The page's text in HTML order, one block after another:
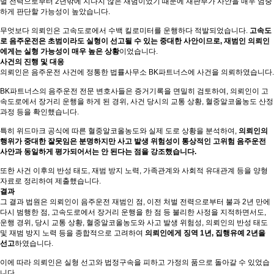
하게 판단할 가능성이 높았습니다.
무엇보다 의뢰인은 고속도로에서 수백 킬로미터를 운행하다 적발되었습니다. 고속도
로 음주운전은 초범이라도 실형이 선고될 수 있는 중대한 사안이므로, 재범인 의뢰인
에게는 실형 가능성이 매우 높은 상황이었습니다.
사건의 진행 및 대응
의뢰인은 음주운전 사건에 정통한 법률사무소 BK파트너스에 사건을 의뢰하였습니다.
BK파트너스의 음주운전 전문 변호사들은 증거기록을 면밀히 검토하여, 의뢰인이 고
속도로에서 장거리 운행을 하게 된 경위, 사건 당시의 교통 상황, 혈중알코올농도 산정
과정 등을 확인했습니다.
특히 위드마크 공식에 따른 혈중알코올농도와 실제 도로 상황을 분석하여, 의뢰인의
행위가 중대한 잘못임은 분명하지만 사고 발생 위험성이 통상적인 고위험 음주운전
사안과 동일하게 평가되어서는 안 된다는 점을 강조했습니다.
또한 사건 이후의 반성 태도, 재범 방지 노력, 가족관계와 사회적 유대관계 등을 양형
자료로 정리하여 제출했습니다.
결과
그 결과 법원은 의뢰인이 음주운전 재범인 점, 이전 처벌 전력으로부터 불과 2년 만에
다시 범행한 점, 고속도로에서 장거리 운행을 한 점 등 불리한 사정을 지적하면서도,
운행 경위, 당시 교통 상황, 혈중알코올농도와 사고 발생 위험성, 의뢰인의 반성 태도
및 재범 방지 노력 등을 종합적으로 고려하여 의뢰인에게 징역 1년, 집행유예 2년을
선고하였습니다.
이에 따라 의뢰인은 실형 선고와 법정구속을 피하고 가정의 품으로 돌아갈 수 있었습